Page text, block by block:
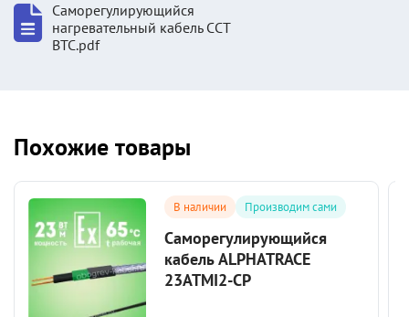
Саморегулирующийся
нагревательный кабель ССТ
ВТС.pdf
Похожие товары
В наличии Производим сами
Саморегулирующийся
кабель ALPHATRACE
23ATMI2-CP